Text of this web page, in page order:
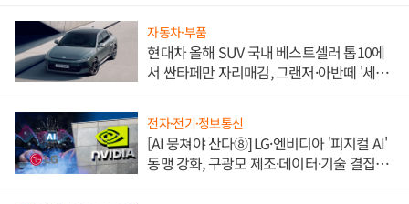
자동차·부품
현대차 올해 SUV 국내 베스트셀러 톱10에
서 싼타페만 자리매김, 그랜저·아반떼 '세단
전자·전기·정보통신
[AI 뭉쳐야 산다⑧] LG·엔비디아 '피지컬 AI'
동맹 강화, 구광모 제조·데이터·기술 결집